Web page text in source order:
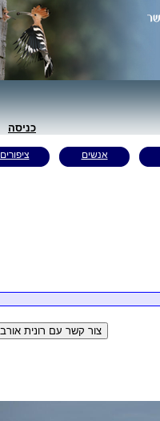
כניסה
אנשים ציפורים